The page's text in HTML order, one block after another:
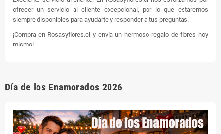
ofrecer un servicio al cliente excepcional, por lo que estaremos
siempre disponibles para ayudarte y responder a tus preguntas.
¡Compra en Rosasyflores.cl y envía un hermoso regalo de flores hoy
mismo!
Día de los Enamorados 2026